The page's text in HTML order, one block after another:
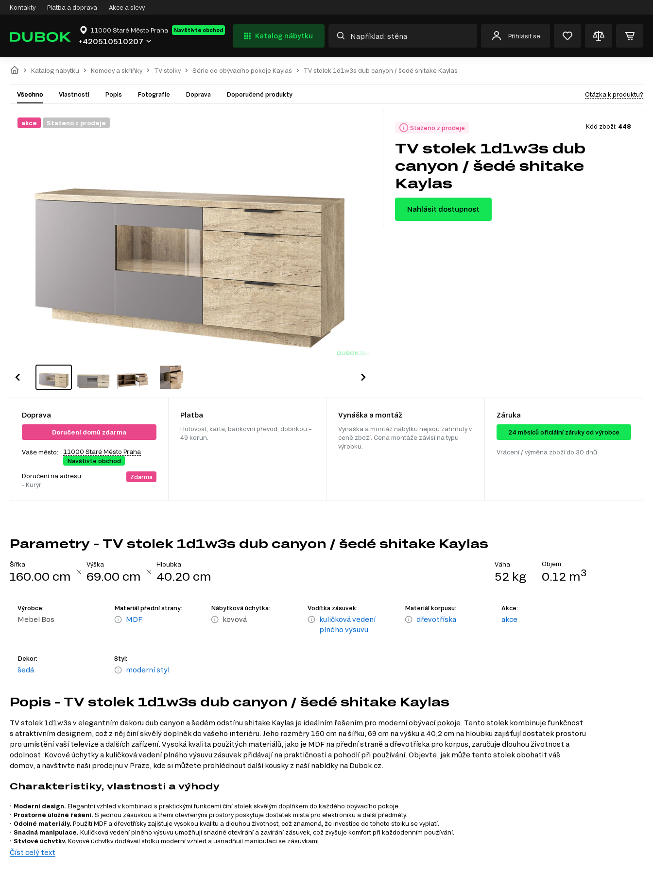
Kontakty Platba a doprava Akce a slevy
11000 Staré Město Praha Navštivte obchod
+420510510207
Katalog nábytku Přihlásit se
Katalog nábytku Komody a skříňky TV stolky Série do obývacího pokoje Kaylas TV stolek 1d1w3s dub canyon / šedé shitake Kaylas
Všechno Vlastnosti Popis Fotografie Doprava Doporučené produkty Otázka k produktu?
akce Staženo z prodeje
Staženo z prodeje Kód zboží: 448
TV stolek 1d1w3s dub
canyon / šedé shitake
Kaylas
Nahlásit dostupnost
Doprava
Doručení domů zdarma
Vaše město:
11000 Staré Město Praha
Navštivte obchod
Doručení na adresu:
- Kurýr
Zdarma
Platba
Hotovost, karta, bankovní převod, dobírkou –
49 korun.
Vynáška a montáž
Vynáška a montáž nábytku nejsou zahrnuty v
ceně zboží. Cena montáže závisí na typu
výrobku.
Záruka
24 ​​​​měsíců oficiální záruky od výrobce
Vrácení / výměna zboží do 30 dnů
Parametry - TV stolek 1d1w3s dub canyon / šedé shitake Kaylas
Šířka
160.00 cm
Výška
69.00 cm
Hloubka
40.20 cm
Váha
52 kg
Objem
0.12 m3
Výrobce:
Mebel Bos
Materiál přední strany:
MDF
Nábytková úchytka:
kovová
Vodítka zásuvek:
kuličková vedení
plného výsuvu
Materiál korpusu:
dřevotříska
Akce:
akce
Dekor:
šedá
Styl:
moderní styl
Popis - TV stolek 1d1w3s dub canyon / šedé shitake Kaylas
TV stolek 1d1w3s v elegantním dekoru dub canyon a šedém odstínu shitake Kaylas je ideálním řešením pro moderní obývací pokoje. Tento stolek kombinuje funkčnost
s atraktivním designem, což z něj činí skvělý doplněk do vašeho interiéru. Jeho rozměry 160 cm na šířku, 69 cm na výšku a 40,2 cm na hloubku zajišťují dostatek prostoru
pro umístění vaší televize a dalších zařízení. Vysoká kvalita použitých materiálů, jako je MDF na přední straně a dřevotříska pro korpus, zaručuje dlouhou životnost a
odolnost. Kovové úchytky a kuličková vedení plného výsuvu zásuvek přidávají na praktičnosti a pohodlí při používání. Objevte, jak může tento stolek obohatit váš
domov, a navštivte naši prodejnu v Praze, kde si můžete prohlédnout další kousky z naší nabídky na Dubok.cz.
Charakteristiky, vlastnosti a výhody
Moderní design. Elegantní vzhled v kombinaci s praktickými funkcemi činí stolek skvělým doplňkem do každého obývacího pokoje.
Prostorné úložné řešení. S jednou zásuvkou a třemi otevřenými prostory poskytuje dostatek místa pro elektroniku a další předměty.
Odolné materiály. Použití MDF a dřevotřísky zajišťuje vysokou kvalitu a dlouhou životnost, což znamená, že investice do tohoto stolku se vyplatí.
Snadná manipulace. Kuličková vedení plného výsuvu umožňují snadné otevírání a zavírání zásuvek, což zvyšuje komfort při každodenním používání.
Stylové úchytky. Kovové úchytky dodávají stolku moderní vzhled a usnadňují manipulaci se zásuvkami.
Informace o sérii nábytku
Číst celý text